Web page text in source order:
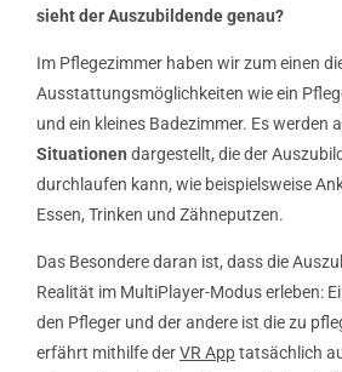
sieht der Auszubildende genau?
Im Pflegezimmer haben wir zum einen
Ausstattungsmöglichkeiten wie ein
und ein kleines Badezimmer. Es werden
Situationen dargestellt, die der
durchlaufen kann, wie beispielsweise
Essen, Trinken und Zähneputzen.
Das Besondere daran ist, dass die
Realität im MultiPlayer-Modus erleben:
den Pfleger und der andere ist die zu
erfährt mithilfe derVR Apptatsächlich